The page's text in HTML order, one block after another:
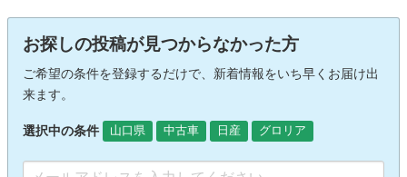
お探しの投稿が見つからなかった方
ご希望の条件を登録するだけで、新着情報をいち早くお届け出
来ます。
選択中の条件 山口県 中古車 日産 グロリア